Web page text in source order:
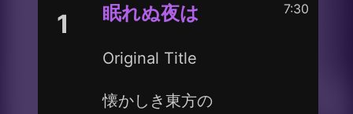
1 眠れぬ夜は
Original Title
懐かしき東方の
7:30